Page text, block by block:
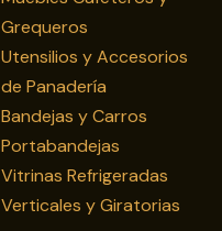
Grequeros
Utensilios y Accesorios
de Panadería
Bandejas y Carros
Portabandejas
Vitrinas Refrigeradas
Verticales y Giratorias